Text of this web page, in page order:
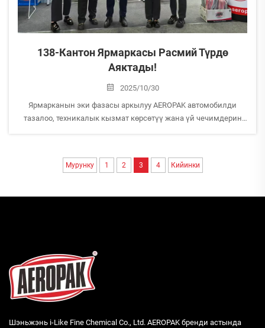
138-Кантон Ярмаркасы Расмий Түрдө
Аяктады!
2025/10/30
Ярмарканын эки фазасы аркылуу AEROPAK автомобилди
тазалоо, техникалык кызмат көрсөтүү жана үй чечимдерин
конардарды, партнерлерди жана сатып алуучуларды тартты.
Ярмарка учурунда биздин...
Мурунку 1 2 3 4 Кийинки
Шэньжэнь i-Like Fine Chemical Co., Ltd. AEROPAK бренди астында